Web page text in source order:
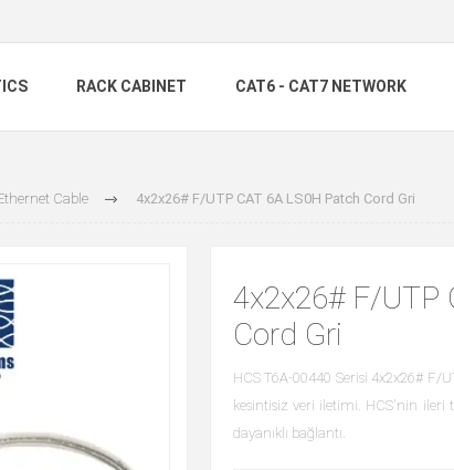
RACK CABINET CAT6 - CAT7 NETWORK
Cable 4x2x26# F/UTP CAT 6A LS0H Patch Cord Gri
4x2x26# F/UTP
Cord Gri
HCS T6A-00440 Serisi 4x2x26# F/
kesintisiz veri iletimi. HCS'nin ileri
dayanıklı bağlantı.